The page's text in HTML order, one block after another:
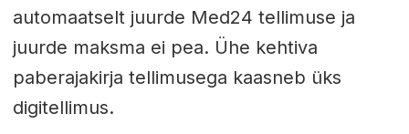
automaatselt juurde Med24 tellimuse ja
juurde maksma ei pea. Ühe kehtiva
paberajakirja tellimusega kaasneb üks
digitellimus.